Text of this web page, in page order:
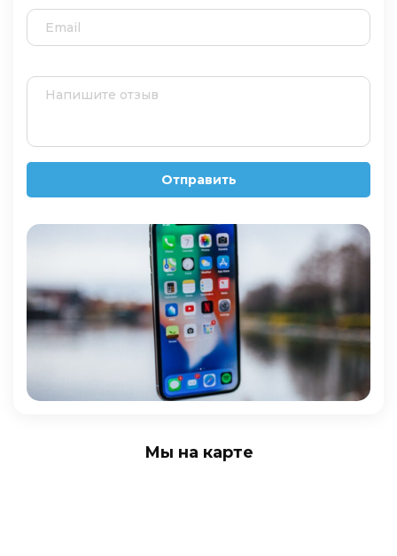
Отправить
Мы на карте